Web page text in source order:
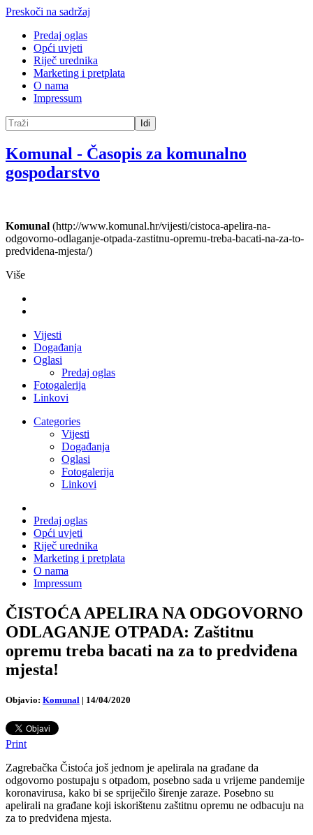
Preskoči na sadržaj
Predaj oglas
Opći uvjeti
Riječ urednika
Marketing i pretplata
O nama
Impressum
Idi
Komunal - Časopis za komunalno
gospodarstvo
Komunal (http://www.komunal.hr/vijesti/cistoca-apelira-na-
odgovorno-odlaganje-otpada-zastitnu-opremu-treba-bacati-na-za-to-
predvidena-mjesta/)
Više
Vijesti
Događanja
Oglasi
Predaj oglas
Fotogalerija
Linkovi
Categories
Vijesti
Događanja
Oglasi
Fotogalerija
Linkovi
Predaj oglas
Opći uvjeti
Riječ urednika
Marketing i pretplata
O nama
Impressum
ČISTOĆA APELIRA NA ODGOVORNO
ODLAGANJE OTPADA: Zaštitnu
opremu treba bacati na za to predviđena
mjesta!
Objavio: Komunal | 14/04/2020
Print
Zagrebačka Čistoća još jednom je apelirala na građane da
odgovorno postupaju s otpadom, posebno sada u vrijeme pandemije
koronavirusa, kako bi se spriječilo širenje zaraze. Posebno su
apelirali na građane koji iskorištenu zaštitnu opremu ne odbacuju na
za to predviđena mjesta.